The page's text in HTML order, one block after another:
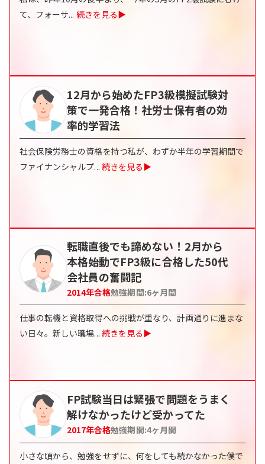
て、フォーサ... 続きを見る▶
12月から始めたFP3級模擬試験対
策で一発合格！社労士保有者の効
率的学習法
社会保険労務士の資格を持つ私が、わずか半年の学習期間で
ファイナンシャルプ... 続きを見る▶
転職直後でも諦めない！2月から
本格始動でFP3級に合格した50代
会社員の奮闘記
2014年合格勉強期間:6ヶ月間
仕事の転機と資格取得への挑戦が重なり、計画通りに進まな
い日々。新しい職場... 続きを見る▶
FP試験当日は緊張で問題をうまく
解けなかったけど受かってた
2017年合格勉強期間:4ヶ月間
小さな頃から、勉強をせずに、何をしても続かなかった僕で